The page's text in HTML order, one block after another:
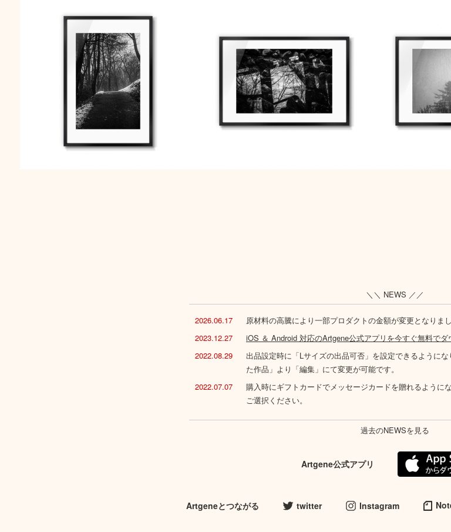
＼＼ NEWS ／／
2026.06.17 原材料の高騰により一部プロダクトの金額が変更となりま
2023.12.27
iOS ＆ Android 対応のArtgene公式アプリを今すぐ無料でダ
2022.08.29
出品設定時に「Lサイズの出品可否」を設定できるように
た作品」より「編集」にて変更が可能です。
2022.07.07
購入時にギフトカードでメッセージカードを贈れるように
ご選択ください。
過去のNEWSを見る
Artgene公式アプリ
Artgeneとつながる twitter Instagram